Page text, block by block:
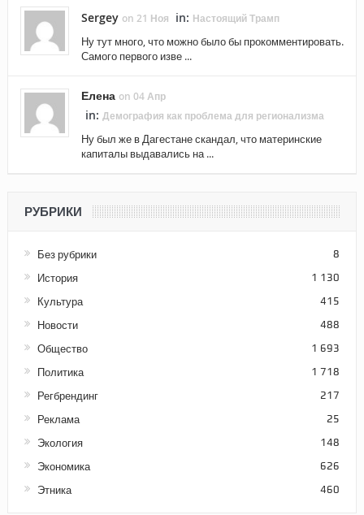
Sergey on 21 Ноя in: Настоящий Трамп
Ну тут много, что можно было бы прокомментировать.
Самого первого изве ...
Елена on 04 Апр
in: Демография как проблема для регионализма
Ну был же в Дагестане скандал, что материнские
капиталы выдавались на ...
РУБРИКИ
Без рубрики 8
История 1 130
Культура 415
Новости 488
Общество 1 693
Политика 1 718
Регбрендинг 217
Реклама 25
Экология 148
Экономика 626
Этника 460